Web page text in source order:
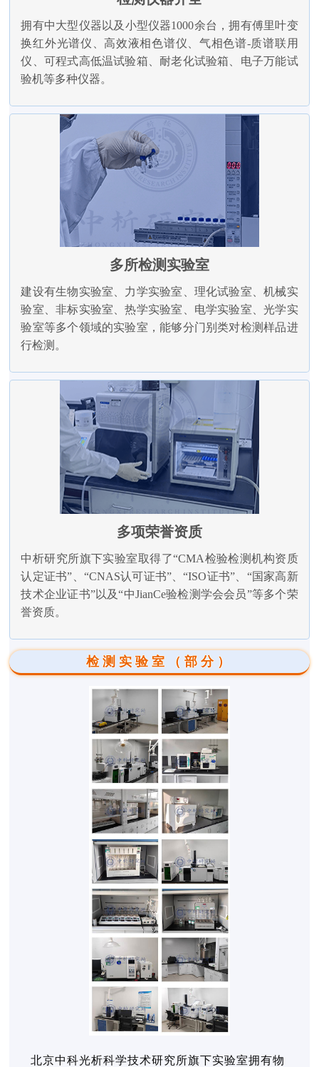
拥有中大型仪器以及小型仪器1000余台，拥有傅里叶变
换红外光谱仪、高效液相色谱仪、气相色谱-质谱联用
仪、可程式高低温试验箱、耐老化试验箱、电子万能试
验机等多种仪器。
多所检测实验室
建设有生物实验室、力学实验室、理化试验室、机械实
验室、非标实验室、热学实验室、电学实验室、光学实
验室等多个领域的实验室，能够分门别类对检测样品进
行检测。
多项荣誉资质
中析研究所旗下实验室取得了“CMA检验检测机构资质
认定证书”、“CNAS认可证书”、“ISO证书”、“国家高新
技术企业证书”以及“中JianCe验检测学会会员”等多个荣
誉资质。
检测实验室（部分）
北京中科光析科学技术研究所旗下实验室拥有物